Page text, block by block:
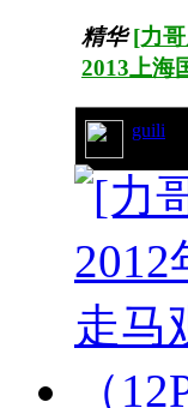
精华 [力
2013上海
guili